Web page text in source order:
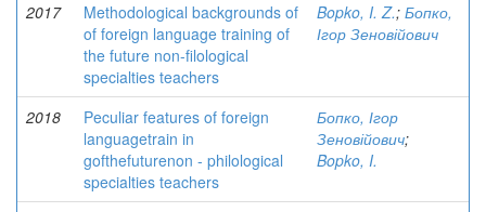
2017
Methodological backgrounds of
of foreign language training of
the future non-filological
specialties teachers
Bopko, I. Z.; Бопко,
Ігор Зеновійович
2018
Peculiar features of foreign
languagetrain in
gofthefuturenon - philological
specialties teachers
Бопко, Ігор
Зеновійович;
Bopko, I.